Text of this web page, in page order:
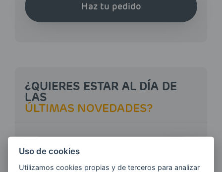
Haz tu pedido
¿QUIERES ESTAR AL DÍA DE
LAS
ÚLTIMAS NOVEDADES?
Uso de cookies
Utilizamos cookies propias y de terceros para analizar